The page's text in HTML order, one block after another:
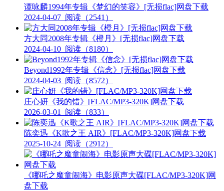
谭咏麟1994年专辑《梦幻的笑容》[无损flac]网盘下载
2024-04-07 阅读（2541）
方大同2008年专辑《橙月》[无损flac]网盘下载
2024-04-10 阅读（8180）
Beyond1992年专辑《信念》[无损flac]网盘下载
2024-04-03 阅读（8572）
庄心妍《我的错》[FLAC/MP3-320K]网盘下载
2026-03-01
阅读（833）
陈奕迅《K歌之王 AIR》[FLAC/MP3-320K]网盘下载
2025-10-24 阅读（2912）
《哪吒之魔童闹海》电影原声大碟[FLAC/MP3-320K]网
盘下载